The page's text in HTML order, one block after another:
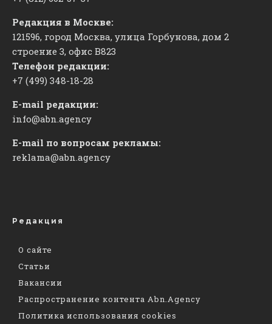
Редакция в Москве:
121596, город Москва, улица Горбунова, дом 2
строение 3, офис ​В823
Телефон редакции:
+7 (499) 348-18-28
E-mail редакции:
info@abn.agency
E-mail по вопросам рекламы:
reklama@abn.agency
Редакция
О сайте
Статьи
Вакансии
Распространение контента Abn.Agency
Политика использования cookies